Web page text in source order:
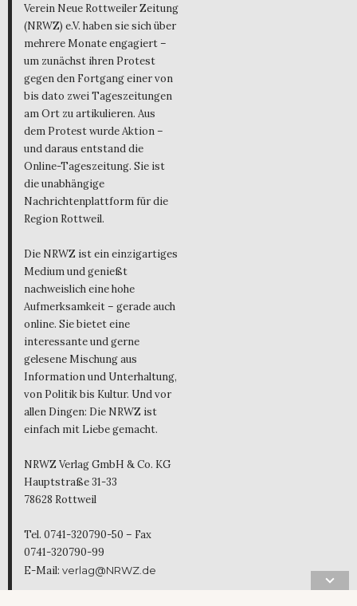
Verein Neue Rottweiler Zeitung
(NRWZ) e.V. haben sie sich über
mehrere Monate engagiert –
um zunächst ihren Protest
gegen den Fortgang einer von
bis dato zwei Tageszeitungen
am Ort zu artikulieren. Aus
dem Protest wurde Aktion –
und daraus entstand die
Online-Tageszeitung. Sie ist
die unabhängige
Nachrichtenplattform für die
Region Rottweil.
Die NRWZ ist ein einzigartiges
Medium und genießt
nachweislich eine hohe
Aufmerksamkeit – gerade auch
online. Sie bietet eine
interessante und gerne
gelesene Mischung aus
Information und Unterhaltung,
von Politik bis Kultur. Und vor
allen Dingen: Die NRWZ ist
einfach mit Liebe gemacht.
NRWZ Verlag GmbH & Co. KG
Hauptstraße 31-33
78628 Rottweil
Tel. 0741-320790-50 – Fax
0741-320790-99
E-Mail: verlag@NRWZ.de